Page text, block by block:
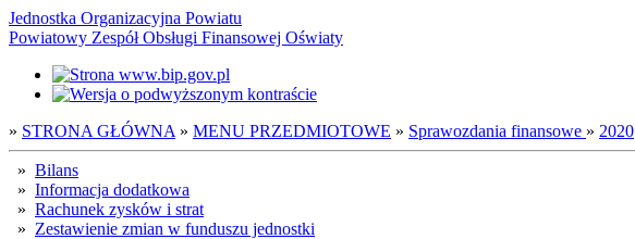
Jednostka Organizacyjna Powiatu
Powiatowy Zespół Obsługi Finansowej Oświaty
» STRONA GŁÓWNA » MENU PRZEDMIOTOWE » Sprawozdania finansowe » 2020
» Bilans
» Informacja dodatkowa
» Rachunek zysków i strat
» Zestawienie zmian w funduszu jednostki